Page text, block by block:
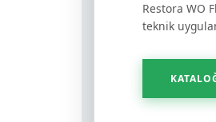
Restora WO
teknik